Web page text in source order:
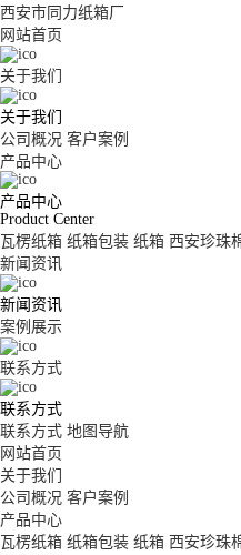
西安市同力纸箱厂
网站首页
关于我们
关于我们
公司概况 客户案例
产品中心
产品中心
Product Center
瓦楞纸箱 纸箱包装 纸箱 西安珍珠
新闻资讯
新闻资讯
案例展示
联系方式
联系方式
联系方式 地图导航
网站首页
关于我们
公司概况 客户案例
产品中心
瓦楞纸箱 纸箱包装 纸箱 西安珍珠